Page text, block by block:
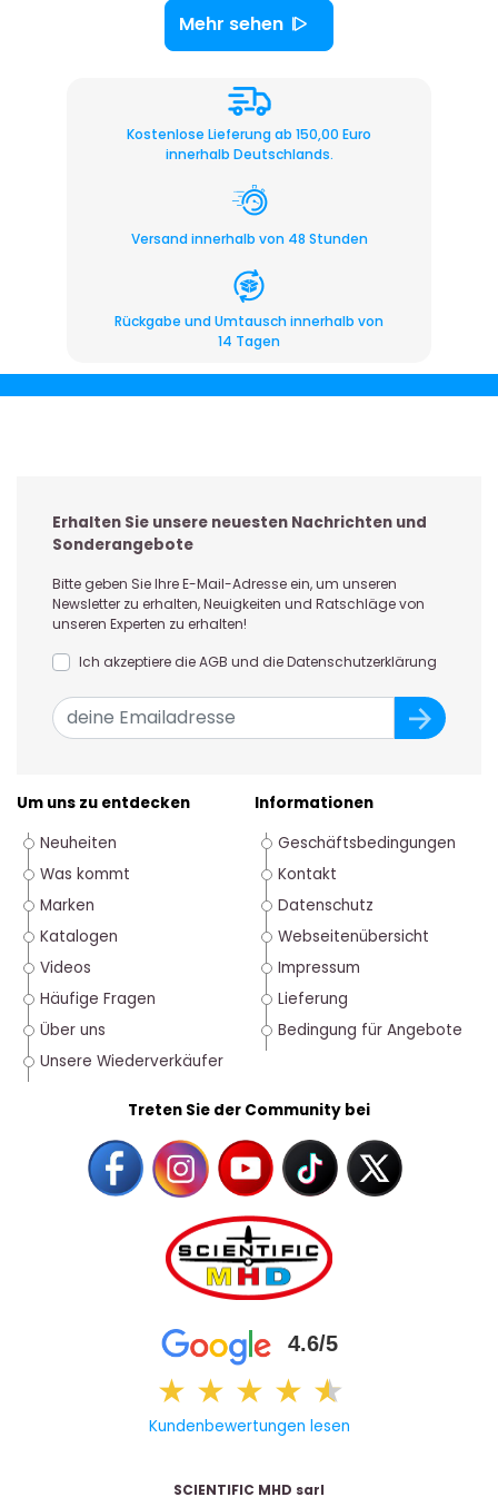
Mehr sehen
Kostenlose Lieferung ab 150,00 Euro
innerhalb Deutschlands.
Versand innerhalb von 48 Stunden
Rückgabe und Umtausch innerhalb von
14 Tagen
Erhalten Sie unsere neuesten Nachrichten und
Sonderangebote
Bitte geben Sie Ihre E-Mail-Adresse ein, um unseren
Newsletter zu erhalten, Neuigkeiten und Ratschläge von
unseren Experten zu erhalten!
Ich akzeptiere die AGB und die Datenschutzerklärung
Um uns zu entdecken
Neuheiten
Was kommt
Marken
Katalogen
Videos
Häufige Fragen
Über uns
Unsere Wiederverkäufer
Treten Sie der Community bei
4.6/5
★ ★ ★ ★ ★
★
Kundenbewertungen lesen
Informationen
Geschäftsbedingungen
Kontakt
Datenschutz
Webseitenübersicht
Impressum
Lieferung
Bedingung für Angebote
SCIENTIFIC MHD sarl